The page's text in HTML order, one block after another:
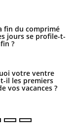
fin du comprimé
jours se profile-t-
?
votre ventre
il les premiers
vos vacances ?